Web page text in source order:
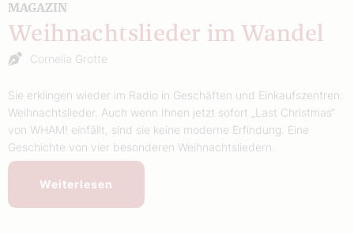
MAGAZIN
Weihnachtslieder im Wandel
Cornelia Grotte
Sie erklingen wieder im Radio in Geschäften und Einkaufszentren:
Weihnachtslieder. Auch wenn Ihnen jetzt sofort „Last Christmas“
von WHAM! einfällt, sind sie keine moderne Erfindung. Eine
Geschichte von vier besonderen Weihnachtsliedern.
Weiterlesen